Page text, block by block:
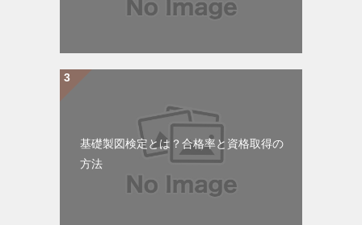
基礎製図検定とは？合格率と資格取得の
方法